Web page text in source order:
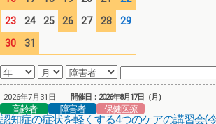
23
24 25 26 27 28
29
30
31
2026年7月31日
高齢者 障害者 保健医療
開催日：2026年8月17日（月）